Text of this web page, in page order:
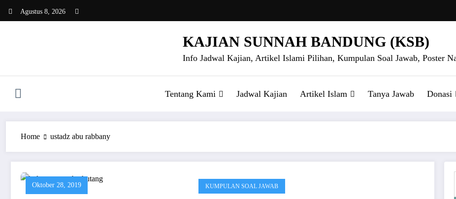
Agustus 8, 2026
KAJIAN SUNNAH BANDUNG (KSB)
Info Jadwal Kajian, Artikel Islami Pilihan, Kumpulan Soal Jawab, Poster
Tentang Kami Jadwal Kajian Artikel Islam Tanya Jawab Donasi
Home ustadz abu rabbany
Oktober 28, 2019 KUMPULAN SOAL JAWAB